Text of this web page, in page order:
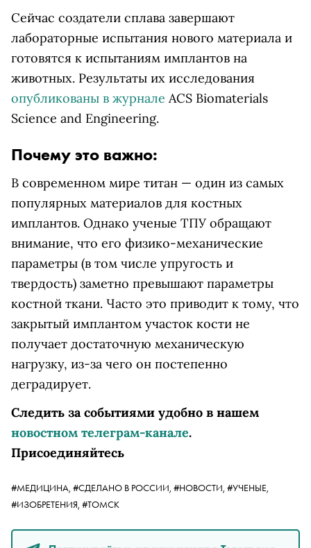
Сейчас создатели сплава завершают
лабораторные испытания нового материала и
готовятся к испытаниям имплантов на
животных. Результаты их исследования
опубликованы в журнале ACS Biomaterials
Science and Engineering.
Почему это важно:
В современном мире титан — один из самых
популярных материалов для костных
имплантов. Однако ученые ТПУ обращают
внимание, что его физико-механические
параметры (в том числе упругость и
твердость) заметно превышают параметры
костной ткани. Часто это приводит к тому, что
закрытый имплантом участок кости не
получает достаточную механическую
нагрузку, из-за чего он постепенно
деградирует.
Следить за событиями удобно в нашем
новостном телеграм-канале.
Присоединяйтесь
#МЕДИЦИНА, #СДЕЛАНО В РОССИИ, #НОВОСТИ, #УЧЕНЫЕ,
#ИЗОБРЕТЕНИЯ, #ТОМСК